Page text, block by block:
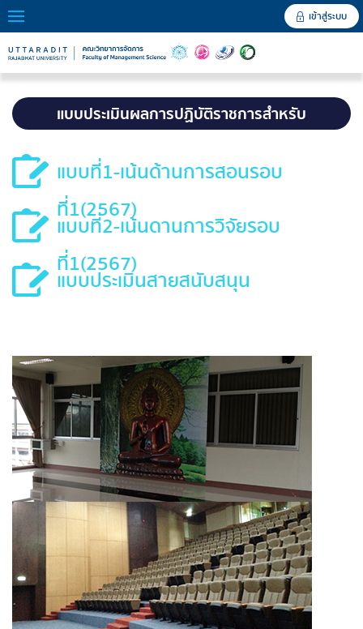
เข้าสู่ระบบ
แบบประเมินผลการปฏิบัติราชการสำหรับ
แบบที่1-เน้นด้านการสอนรอบ
ที่1(2567)
แบบที่2-เน้นดานการวิจัยรอบ
ที่1(2567)
แบบประเมินสายสนับสนุน